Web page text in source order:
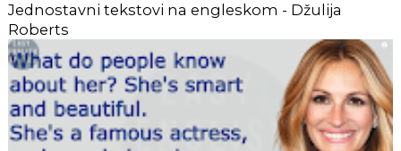
Jednostavni tekstovi na engleskom - Džulija
Roberts